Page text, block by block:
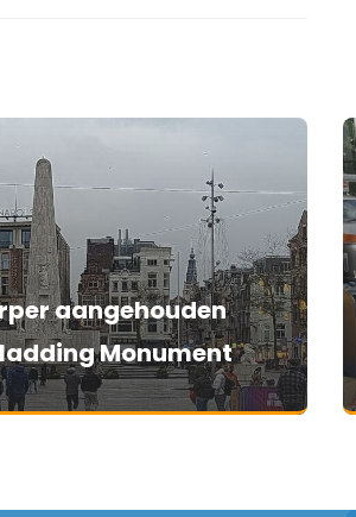
aangehouden
Monument